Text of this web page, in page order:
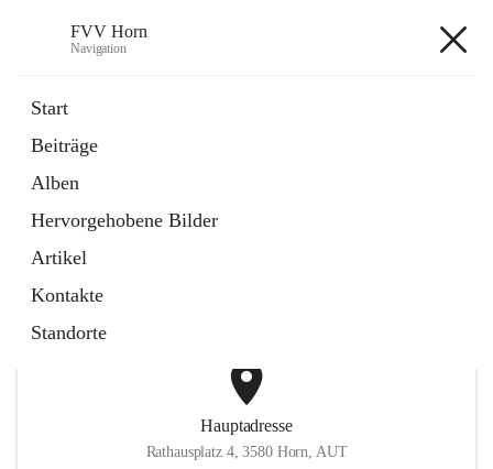
FVV Horn
Navigation
Start
Beiträge
Alben
Hervorgehobene Bilder
Artikel
Kontakte
Standorte
Artikel
in
Tab
Partner
4 Schnellzugriffe
Hauptadresse
Rathausplatz 4, 3580 Horn, AUT